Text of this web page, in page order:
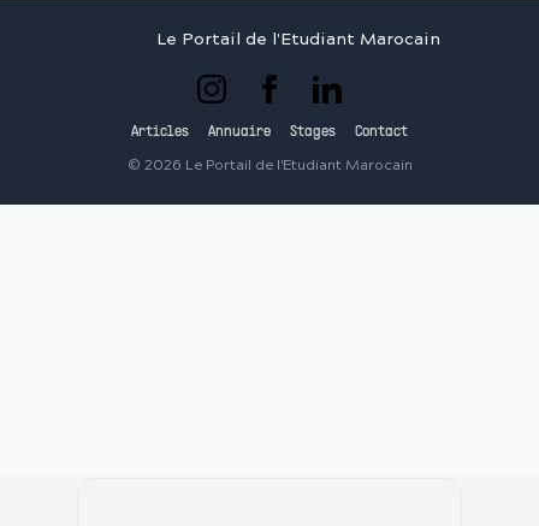
Le Portail de l'Etudiant Marocain
Articles Annuaire Stages Contact
© 2026 Le Portail de l'Etudiant Marocain